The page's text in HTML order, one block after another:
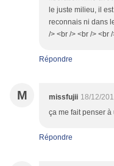
le juste milieu, il
reconnais ni dans
/> <br /> <br /> <br /
Répondre
M missfujii 18/12/
ça me fait penser
Répondre